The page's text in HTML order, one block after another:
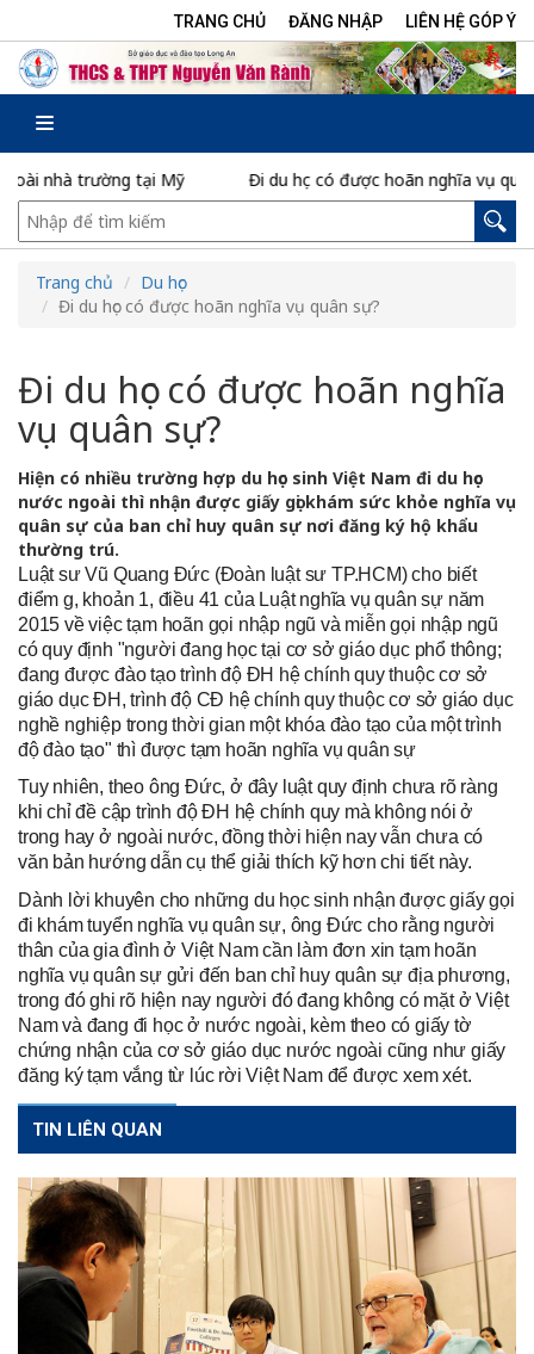
TRANG CHỦ ĐĂNG NHẬP LIÊN HỆ GÓP Ý
trường tại Mỹ Đi du học có được hoãn nghĩa vụ quân sự?
Trang chủ
Du học
Đi du học có được hoãn nghĩa vụ quân sự?
Đi du học có được hoãn nghĩa
vụ quân sự?
Hiện có nhiều trường hợp du học sinh Việt Nam đi du học
nước ngoài thì nhận được giấy gọi khám sức khỏe nghĩa vụ
quân sự của ban chỉ huy quân sự nơi đăng ký hộ khẩu
thường trú.
Luật sư Vũ Quang Đức (Đoàn luật sư TP.HCM) cho biết
điểm g, khoản 1, điều 41 của Luật nghĩa vụ quân sự năm
2015 về việc tạm hoãn gọi nhập ngũ và miễn gọi nhập ngũ
có quy định "người đang học tại cơ sở giáo dục phổ thông;
đang được đào tạo trình độ ĐH hệ chính quy thuộc cơ sở
giáo dục ĐH, trình độ CĐ hệ chính quy thuộc cơ sở giáo dục
nghề nghiệp trong thời gian một khóa đào tạo của một trình
độ đào tạo" thì được tạm hoãn nghĩa vụ quân sự
Tuy nhiên, theo ông Đức, ở đây luật quy định chưa rõ ràng
khi chỉ đề cập trình độ ĐH hệ chính quy mà không nói ở
trong hay ở ngoài nước, đồng thời hiện nay vẫn chưa có
văn bản hướng dẫn cụ thể giải thích kỹ hơn chi tiết này.
Dành lời khuyên cho những du học sinh nhận được giấy gọi
đi khám tuyển nghĩa vụ quân sự, ông Đức cho rằng người
thân của gia đình ở Việt Nam cần làm đơn xin tạm hoãn
nghĩa vụ quân sự gửi đến ban chỉ huy quân sự địa phương,
trong đó ghi rõ hiện nay người đó đang không có mặt ở Việt
Nam và đang đi học ở nước ngoài, kèm theo có giấy tờ
chứng nhận của cơ sở giáo dục nước ngoài cũng như giấy
đăng ký tạm vắng từ lúc rời Việt Nam để được xem xét.
TIN LIÊN QUAN